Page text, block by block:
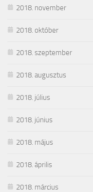
2018. november
2018. október
2018. szeptember
2018. augusztus
2018. július
2018. június
2018. május
2018. április
2018. március